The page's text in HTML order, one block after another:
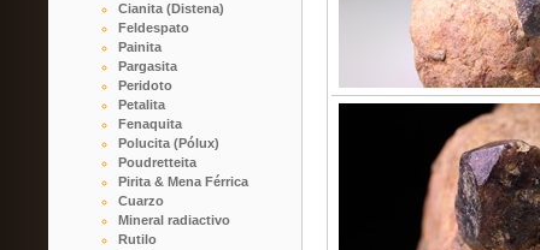
Cianita (Distena)
Feldespato
Painita
Pargasita
Peridoto
Petalita
Fenaquita
Polucita (Pólux)
Poudretteita
Pirita & Mena Férrica
Cuarzo
Mineral radiactivo
Rutilo